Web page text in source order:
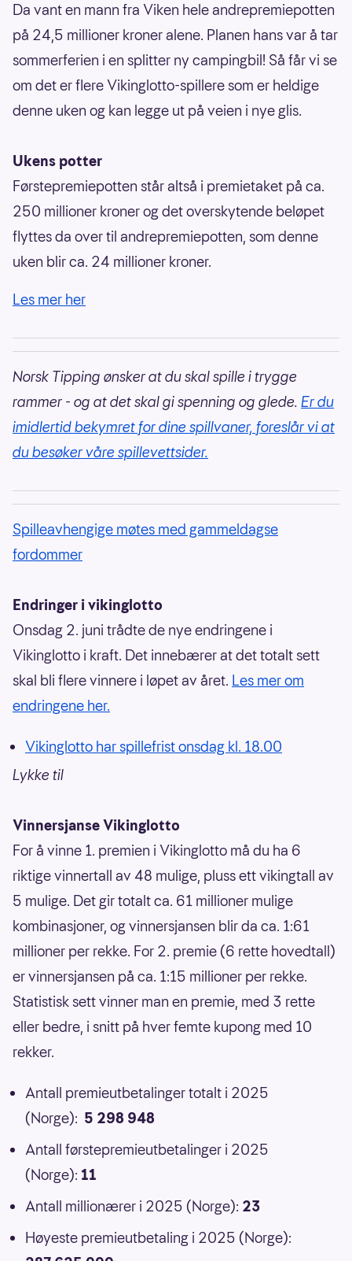
Da vant en mann fra Viken hele andrepremiepotten
på 24,5 millioner kroner alene. Planen hans var å tar
sommerferien i en splitter ny campingbil! Så får vi se
om det er flere Vikinglotto-spillere som er heldige
denne uken og kan legge ut på veien i nye glis.
Ukens potter
Førstepremiepotten står altså i premietaket på ca.
250 millioner kroner og det overskytende beløpet
flyttes da over til andrepremiepotten, som denne
uken blir ca. 24 millioner kroner.
Les mer her
Norsk Tipping ønsker at du skal spille i trygge
rammer - og at det skal gi spenning og glede. Er du
imidlertid bekymret for dine spillvaner, foreslår vi at
du besøker våre spillevettsider.
Spilleavhengige møtes med gammeldagse
fordommer
Endringer i vikinglotto
Onsdag 2. juni trådte de nye endringene i
Vikinglotto i kraft. Det innebærer at det totalt sett
skal bli flere vinnere i løpet av året. Les mer om
endringene her.
Vikinglotto har spillefrist onsdag kl. 18.00
Lykke til
Vinnersjanse Vikinglotto
For å vinne 1. premien i Vikinglotto må du ha 6
riktige vinnertall av 48 mulige, pluss ett vikingtall av
5 mulige. Det gir totalt ca. 61 millioner mulige
kombinasjoner, og vinnersjansen blir da ca. 1:61
millioner per rekke. For 2. premie (6 rette hovedtall)
er vinnersjansen på ca. 1:15 millioner per rekke.
Statistisk sett vinner man en premie, med 3 rette
eller bedre, i snitt på hver femte kupong med 10
rekker.
Antall premieutbetalinger totalt i 2025
(Norge): 5 298 948
Antall førstepremieutbetalinger i 2025
(Norge): 11
Antall millionærer i 2025 (Norge): 23
Høyeste premieutbetaling i 2025 (Norge):